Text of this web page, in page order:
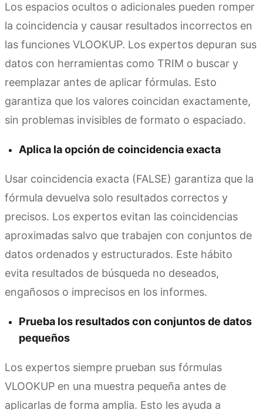
Los espacios ocultos o adicionales pueden romper
la coincidencia y causar resultados incorrectos en
las funciones VLOOKUP. Los expertos depuran sus
datos con herramientas como TRIM o buscar y
reemplazar antes de aplicar fórmulas. Esto
garantiza que los valores coincidan exactamente,
sin problemas invisibles de formato o espaciado.
Aplica la opción de coincidencia exacta
Usar coincidencia exacta (FALSE) garantiza que la
fórmula devuelva solo resultados correctos y
precisos. Los expertos evitan las coincidencias
aproximadas salvo que trabajen con conjuntos de
datos ordenados y estructurados. Este hábito
evita resultados de búsqueda no deseados,
engañosos o imprecisos en los informes.
Prueba los resultados con conjuntos de datos
pequeños
Los expertos siempre prueban sus fórmulas
VLOOKUP en una muestra pequeña antes de
aplicarlas de forma amplia. Esto les ayuda a